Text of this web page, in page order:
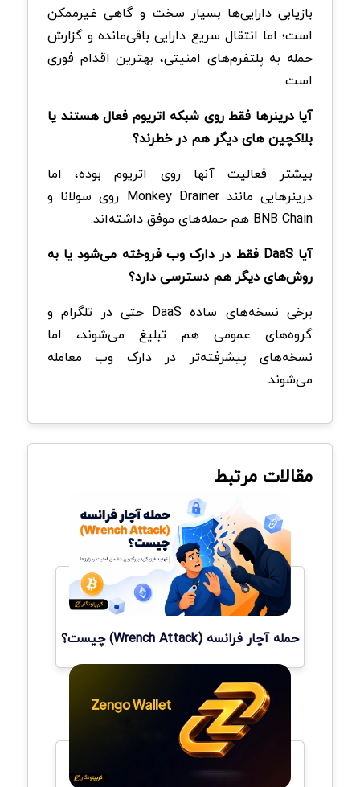
بازیابی دارایی‌ها بسیار سخت و گاهی غیرممکن
است؛ اما انتقال سریع دارایی باقی‌مانده و گزارش
حمله به پلتفرم‌های امنیتی، بهترین اقدام فوری
است.
آیا درینرها فقط روی شبکه اتریوم فعال هستند یا
بلاکچین های دیگر هم در خطرند؟
بیشتر فعالیت‌ آنها روی اتریوم بوده‌، اما
درینرهایی مانند Monkey Drainer روی سولانا و
BNB Chain هم حمله‌های موفق داشته‌اند.
آیا DaaS فقط در دارک وب فروخته می‌شود یا به
روش‌های دیگر هم دسترسی دارد؟
برخی نسخه‌های ساده DaaS حتی در تلگرام و
گروه‌های عمومی هم تبلیغ می‌شوند، اما
نسخه‌های پیشرفته‌تر در دارک وب معامله
می‌شوند.
مقالات مرتبط
حمله آچار فرانسه (Wrench Attack) چیست؟